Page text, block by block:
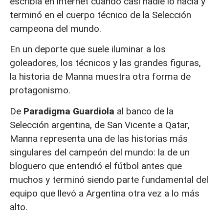
terminó en el cuerpo técnico de la Selección
campeona del mundo.
En un deporte que suele iluminar a los
goleadores, los técnicos y las grandes figuras,
la historia de Manna muestra otra forma de
protagonismo.
De Paradigma Guardiola al banco de la
Selección argentina, de San Vicente a Qatar,
Manna representa una de las historias más
singulares del campeón del mundo: la de un
bloguero que entendió el fútbol antes que
muchos y terminó siendo parte fundamental del
equipo que llevó a Argentina otra vez a lo más
alto.